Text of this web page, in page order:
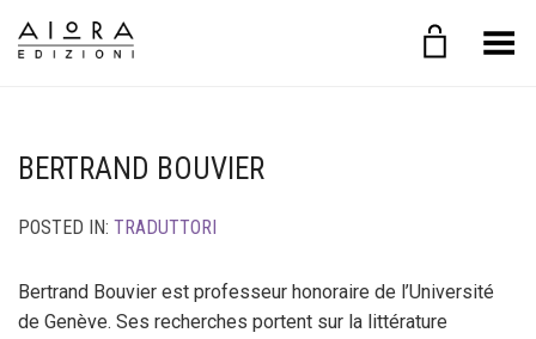
Toggle Menu
BERTRAND BOUVIER
POSTED IN: TRADUTTORI
Bertrand Bouvier est professeur honoraire de l’Université
de Genève. Ses recherches portent sur la littérature